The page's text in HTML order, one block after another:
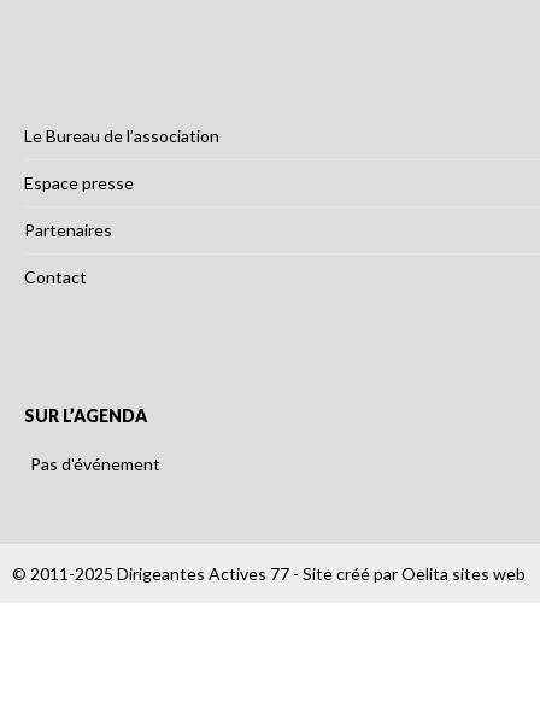
Le Bureau de l’association
Espace presse
Partenaires
Contact
SUR L’AGENDA
Pas d'événement
© 2011-2025 Dirigeantes Actives 77 - Site créé parOelita sites web